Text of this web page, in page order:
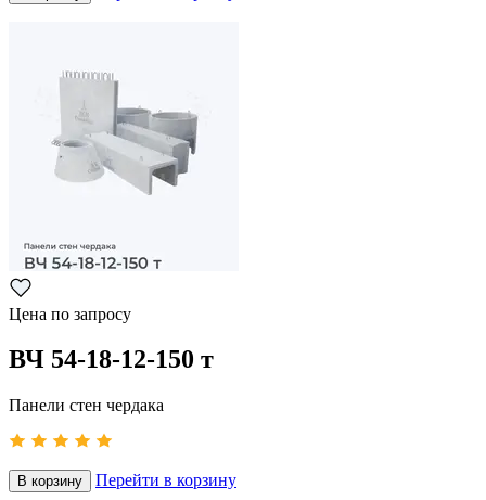
Цена по запросу
ВЧ 54-18-12-150 т
Панели стен чердака
В корзину Перейти в корзину